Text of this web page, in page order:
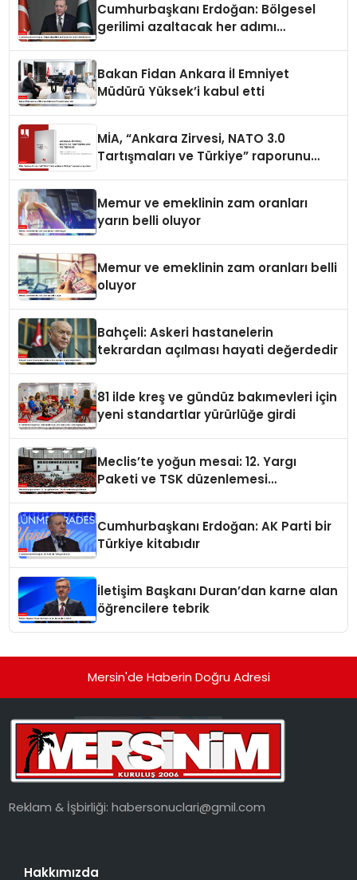
Cumhurbaşkanı Erdoğan: Bölgesel
gerilimi azaltacak her adımı
Bakan Fidan Ankara İl Emniyet
Müdürü Yüksek’i kabul etti
MİA, “Ankara Zirvesi, NATO 3.0
Tartışmaları ve Türkiye” raporunu
Memur ve emeklinin zam oranları
yarın belli oluyor
Memur ve emeklinin zam oranları belli
oluyor
Bahçeli: Askeri hastanelerin
tekrardan açılması hayati değerdedir
81 ilde kreş ve gündüz bakımevleri için
yeni standartlar yürürlüğe girdi
Meclis’te yoğun mesai: 12. Yargı
Paketi ve TSK düzenlemesi
Cumhurbaşkanı Erdoğan: AK Parti bir
Türkiye kitabıdır
İletişim Başkanı Duran’dan karne alan
öğrencilere tebrik
Mersin'de Haberin Doğru Adresi
Reklam & İşbirliği:habersonuclari@gmil.com
Hakkımızda